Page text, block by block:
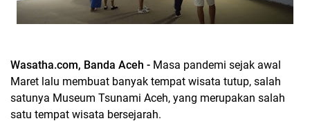
Wasatha.com, Banda Aceh - Masa pandemi sejak awal
Maret lalu membuat banyak tempat wisata tutup, salah
satunya Museum Tsunami Aceh, yang merupakan salah
satu tempat wisata bersejarah.